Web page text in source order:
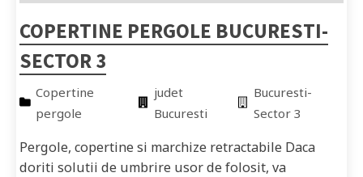
COPERTINE PERGOLE BUCURESTI-
SECTOR 3
Copertine
pergole
judet
Bucuresti
Bucuresti-
Sector 3
Pergole, copertine si marchize retractabile Daca
doriti solutii de umbrire usor de folosit, va